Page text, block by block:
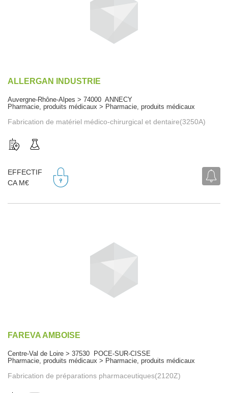
ALLERGAN INDUSTRIE
Auvergne-Rhône-Alpes > 74000 ANNECY
Pharmacie, produits médicaux > Pharmacie, produits médicaux
Fabrication de matériel médico-chirurgical et dentaire(3250A)
EFFECTIF
CA M€
FAREVA AMBOISE
Centre-Val de Loire > 37530 POCE-SUR-CISSE
Pharmacie, produits médicaux > Pharmacie, produits médicaux
Fabrication de préparations pharmaceutiques(2120Z)